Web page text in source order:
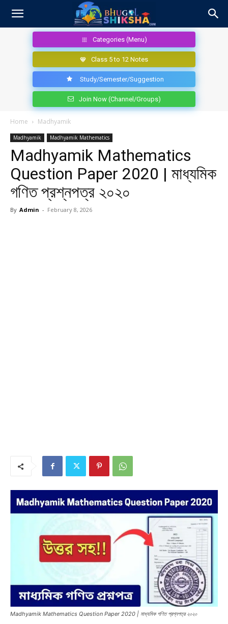
Categories (Menu)
Class 5 to 12 Notes
Study/Semester/Suggestion
Join Now (Channel/Groups)
Home Madhyamik
Madhyamik Madhyamik Mathematics
Madhyamik Mathematics
Question Paper 2020 | মাধ্যমিক
গণিত প্রশ্নপত্র ২০২০
By Admin - February 8, 2026
Madhyamik Mathematics Question Paper 2020 | মাধ্যমিক গণিত প্রশ্নপত্র ২০২০